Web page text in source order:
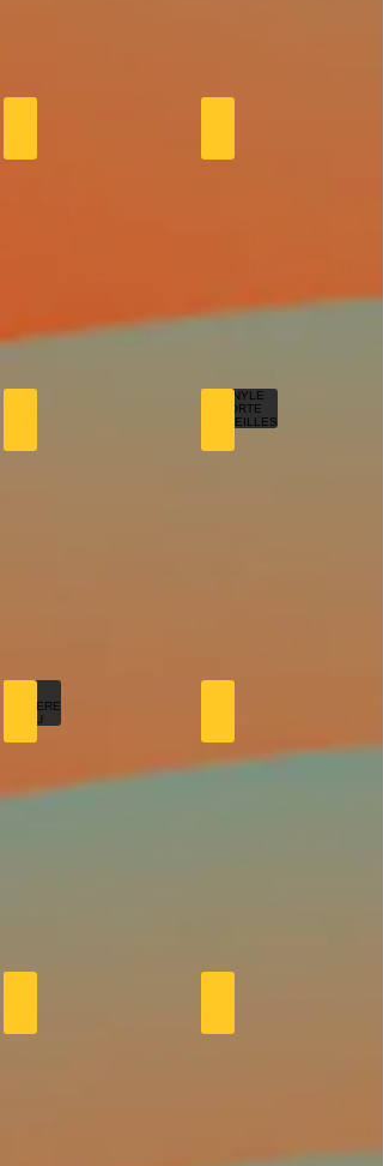
VINYLE PORTE BOUTEILLES
ETAGERE TUYAU